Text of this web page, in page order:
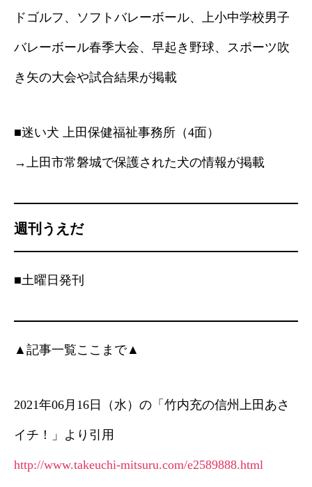
ドゴルフ、ソフトバレーボール、上小中学校男子
バレーボール春季大会、早起き野球、スポーツ吹
き矢の大会や試合結果が掲載
■迷い犬 上田保健福祉事務所（4面）
→上田市常磐城で保護された犬の情報が掲載
週刊うえだ
■土曜日発刊
▲記事一覧ここまで▲
2021年06月16日（水）の「竹内充の信州上田あさ
イチ！」より引用
http://www.takeuchi-mitsuru.com/e2589888.html